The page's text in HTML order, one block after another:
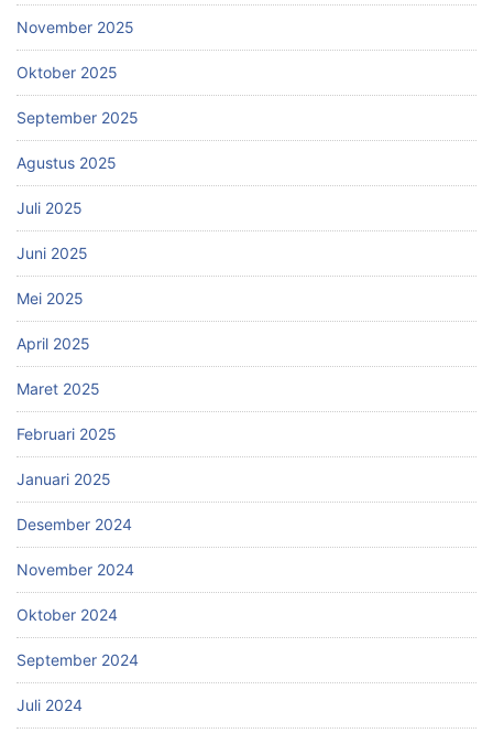
November 2025
Oktober 2025
September 2025
Agustus 2025
Juli 2025
Juni 2025
Mei 2025
April 2025
Maret 2025
Februari 2025
Januari 2025
Desember 2024
November 2024
Oktober 2024
September 2024
Juli 2024